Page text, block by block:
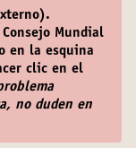
.
Mundial
en la esquina
clic en el
no duden en